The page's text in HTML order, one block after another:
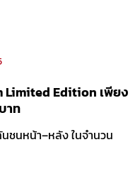
Limited Edition เพียง
าท
ชนหน้า–หลัง ในจำนวน